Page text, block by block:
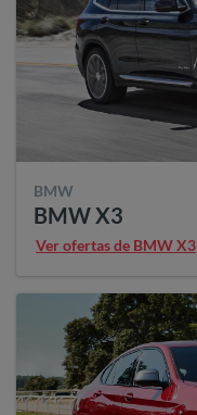
BMW
BMW X3
Ver ofertas de BMW X3